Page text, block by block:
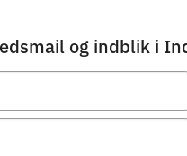
og indblik i